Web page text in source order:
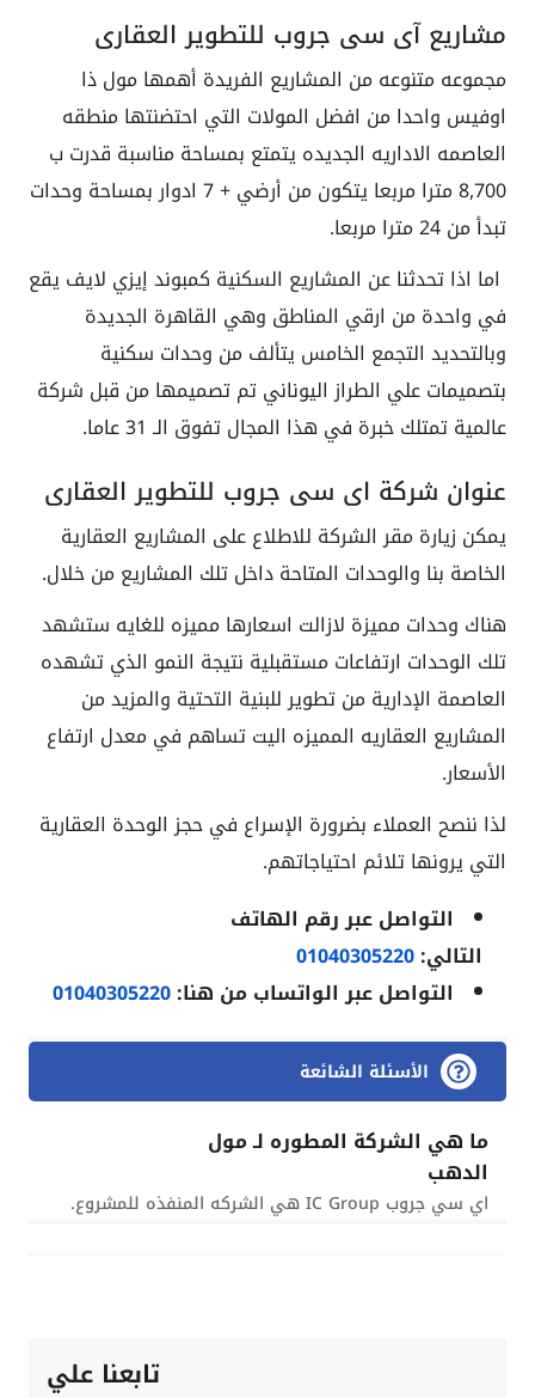
مشاريع آى سى جروب للتطوير العقاري
مجموعه متنوعه من المشاريع الفريدة أهمها مول ذا
اوفيس واحدا من افضل المولات التي احتضنتها منطقه
العاصمه الاداريه الجديده يتمتع بمساحة مناسبة قدرت ب
8,700 مترا مربعا يتكون من أرضي + 7 ادوار بمساحة وحدات
تبدأ من 24 مترا مربعا.
اما اذا تحدثنا عن المشاريع السكنية كمبوند إيزي لايف يقع
في واحدة من ارقي المناطق وهي القاهرة الجديدة
وبالتحديد التجمع الخامس يتألف من وحدات سكنية
بتصميمات علي الطراز اليوناني تم تصميمها من قبل شركة
عالمية تمتلك خبرة في هذا المجال تفوق الـ 31 عاما.
عنوان شركة اى سى جروب للتطوير العقاري
يمكن زيارة مقر الشركة للاطلاع على المشاريع العقارية
الخاصة بنا والوحدات المتاحة داخل تلك المشاريع من خلال.
هناك وحدات مميزة لازالت اسعارها مميزه للغايه ستشهد
تلك الوحدات ارتفاعات مستقبلية نتيجة النمو الذي تشهده
العاصمة الإدارية من تطوير للبنية التحتية والمزيد من
المشاريع العقاريه المميزه اليت تساهم في معدل ارتفاع
الأسعار.
لذا ننصح العملاء بضرورة الإسراع في حجز الوحدة العقارية
التي يرونها تلائم احتياجاتهم.
التواصل عبر رقم الهاتف
التالي:01040305220
التواصل عبر الواتساب من هنا:01040305220
الأسئلة الشائعة
ما هي الشركة المطوره لـ مول
الدهب
اي سي جروب IC Group هي الشركه المنفذه للمشروع.
تابعنا علي